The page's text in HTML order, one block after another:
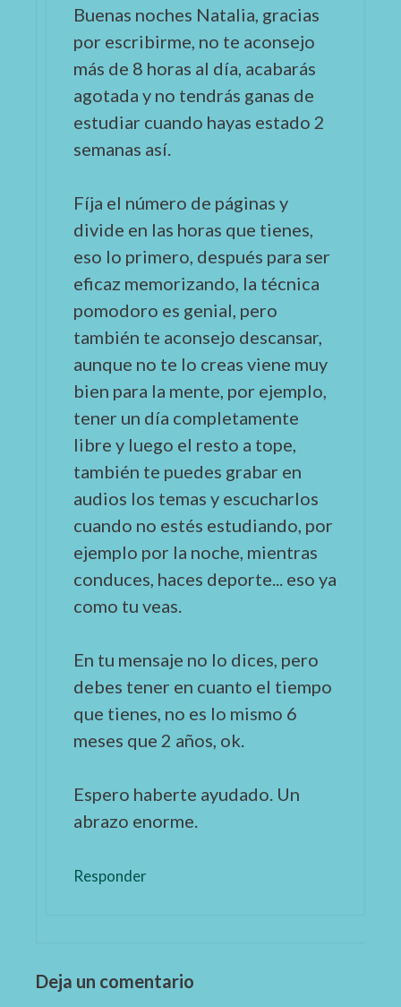
Buenas noches Natalia, gracias
por escribirme, no te aconsejo
más de 8 horas al día, acabarás
agotada y no tendrás ganas de
estudiar cuando hayas estado 2
semanas así.
Fíja el número de páginas y
divide en las horas que tienes,
eso lo primero, después para ser
eficaz memorizando, la técnica
pomodoro es genial, pero
también te aconsejo descansar,
aunque no te lo creas viene muy
bien para la mente, por ejemplo,
tener un día completamente
libre y luego el resto a tope,
también te puedes grabar en
audios los temas y escucharlos
cuando no estés estudiando, por
ejemplo por la noche, mientras
conduces, haces deporte... eso ya
como tu veas.
En tu mensaje no lo dices, pero
debes tener en cuanto el tiempo
que tienes, no es lo mismo 6
meses que 2 años, ok.
Espero haberte ayudado. Un
abrazo enorme.
Responder
Deja un comentario